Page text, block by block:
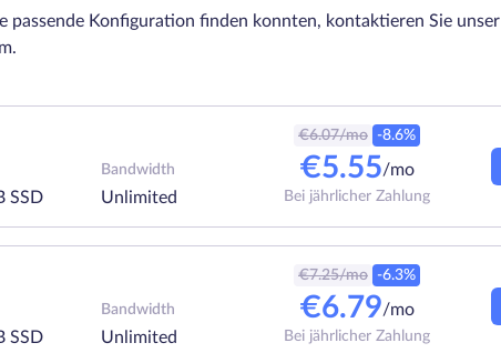
Konfiguration finden konnten, kontaktieren Sie unser
SSD
Bandwidth
Unlimited
€6.07/mo -8.6%
€5.55/mo
Bei jährlicher Zahlung
SSD
Bandwidth
Unlimited
€7.25/mo -6.3%
€6.79/mo
Bei jährlicher Zahlung